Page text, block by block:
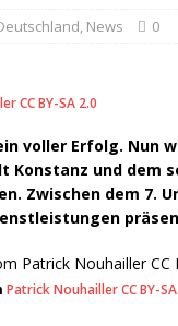
, News 0
CC BY-SA 2.0
voller Erfolg. Nun
und dem
Zwischen dem 7.
Patrick NouhaillerCC BY-